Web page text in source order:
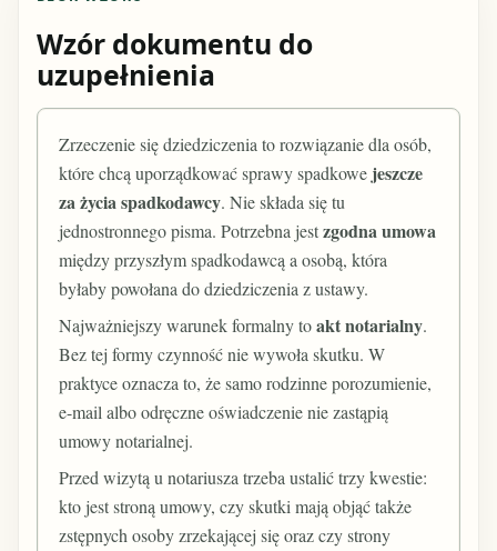
Wzór dokumentu do
uzupełnienia
Zrzeczenie się dziedziczenia to rozwiązanie dla osób,
które chcą uporządkować sprawy spadkowe jeszcze
za życia spadkodawcy. Nie składa się tu
jednostronnego pisma. Potrzebna jestzgodna umowa
między przyszłym spadkodawcą a osobą, która
byłaby powołana do dziedziczenia z ustawy.
Najważniejszy warunek formalny toakt notarialny.
Bez tej formy czynność nie wywoła skutku. W
praktyce oznacza to, że samo rodzinne porozumienie,
e-mail albo odręczne oświadczenie nie zastąpią
umowy notarialnej.
Przed wizytą u notariusza trzeba ustalić trzy kwestie:
kto jest stroną umowy, czy skutki mają objąć także
zstępnych osoby zrzekającej się oraz czy strony